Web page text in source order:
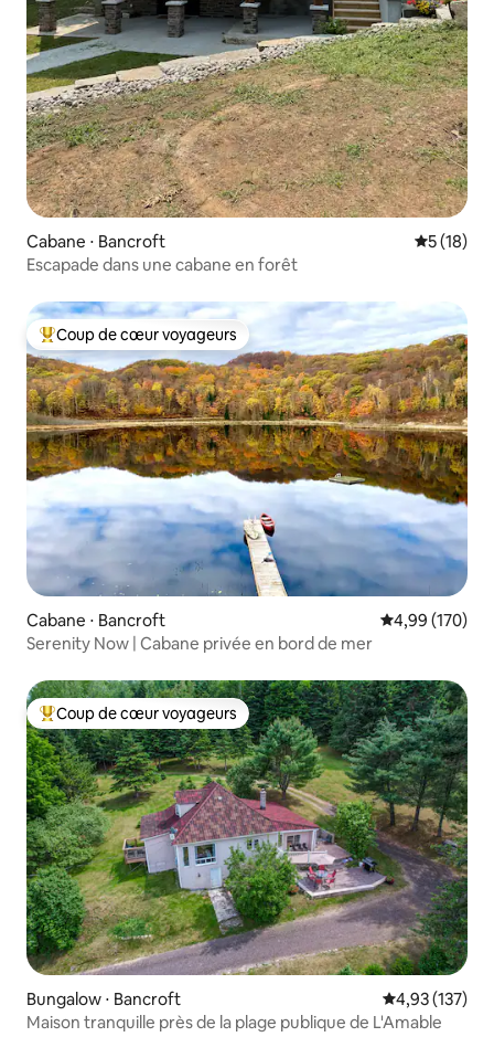
Cabane ⋅ Bancroft
5 (18)
Escapade dans une cabane en forêt
Coups de cœur voyageurs les plus appréciés
Coup de cœur voyageurs
Cabane ⋅ Bancroft Évaluation
4,99 (170)
Serenity Now | Cabane privée en bord de mer
Coups de cœur voyageurs les plus appréciés
Coup de cœur voyageurs
Bungalow ⋅ Bancroft Évaluation
4,93 (137)
Maison tranquille près de la plage publique de L'Amable